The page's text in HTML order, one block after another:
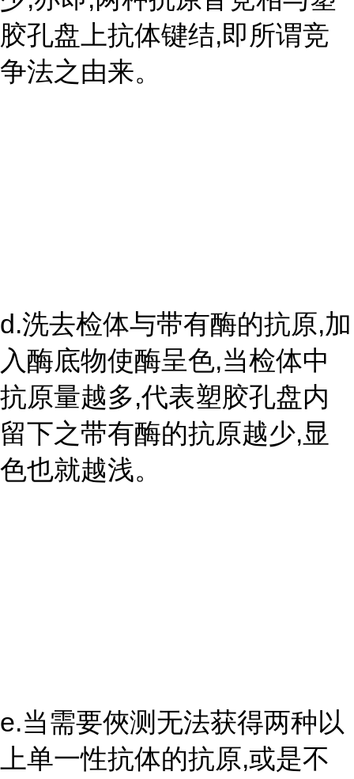
胶孔盘上抗体键结,即所谓竞
争法之由来。
d.洗去检体与带有酶的抗原,加
入酶底物使酶呈色,当检体中
抗原量越多,代表塑胶孔盘内
留下之带有酶的抗原越少,显
色也就越浅。
e.当需要俠测无法获得两种以
上单一性抗体的抗原,或是不